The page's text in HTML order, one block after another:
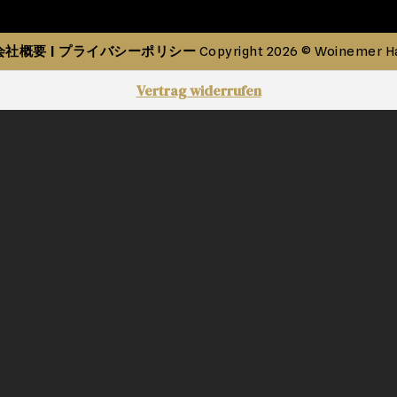
社概要 プライバシーポリシー Copyright 2026 © Woinemer
Vertrag widerrufen